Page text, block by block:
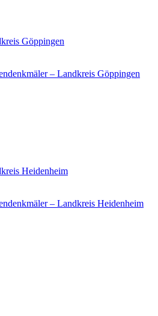
Göppingen
– Landkreis Göppingen
Heidenheim
– Landkreis Heidenheim